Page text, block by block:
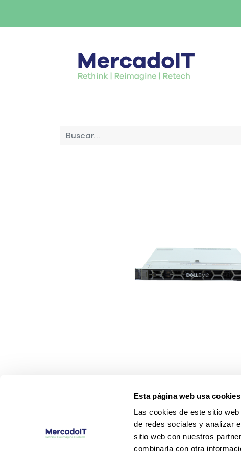
Esta página web usa cookies
Las cookies de este sitio
de redes sociales y analizar
sitio web con nuestros
combinarla con otra